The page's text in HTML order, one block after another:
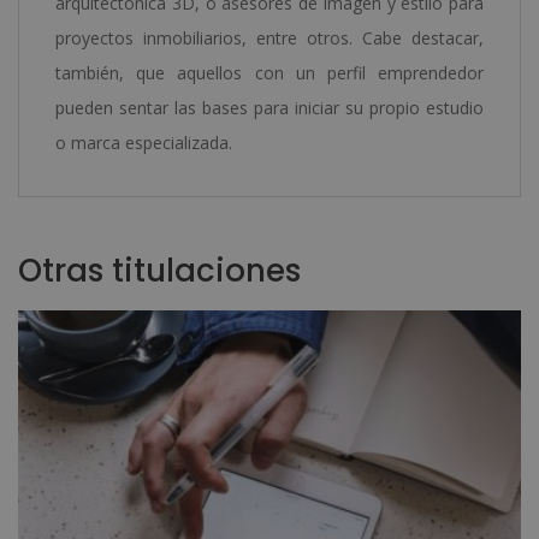
proyectos inmobiliarios, entre otros. Cabe destacar,
también, que aquellos con un perfil emprendedor
pueden sentar las bases para iniciar su propio estudio
o marca especializada.
Otras titulaciones